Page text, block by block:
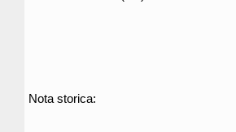
Nota storica: